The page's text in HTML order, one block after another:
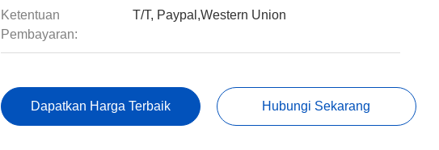
Ketentuan
Pembayaran:
T/T, Paypal,Western Union
Dapatkan Harga Terbaik Hubungi Sekarang